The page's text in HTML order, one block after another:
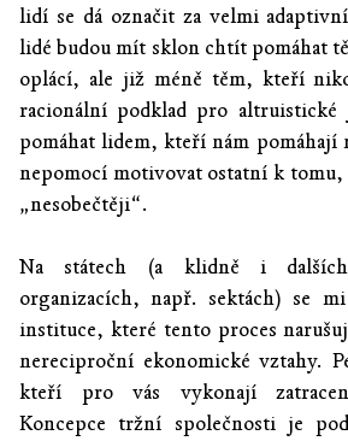
lidí se dá označit za velmi
lidé budou mít sklon chtít pomáhat
oplácí, ale již méně těm, kteří
racionální podklad pro altruistické
pomáhat lidem, kteří nám pomáhají
nepomocí motivovat ostatní k tomu,
„nesobečtěji“.
Na státech (a klidně i dalších
organizacích, např. sektách) se
instituce, které tento proces
nereciproční ekonomické vztahy.
kteří pro vás vykonají
Koncepce tržní společnosti je